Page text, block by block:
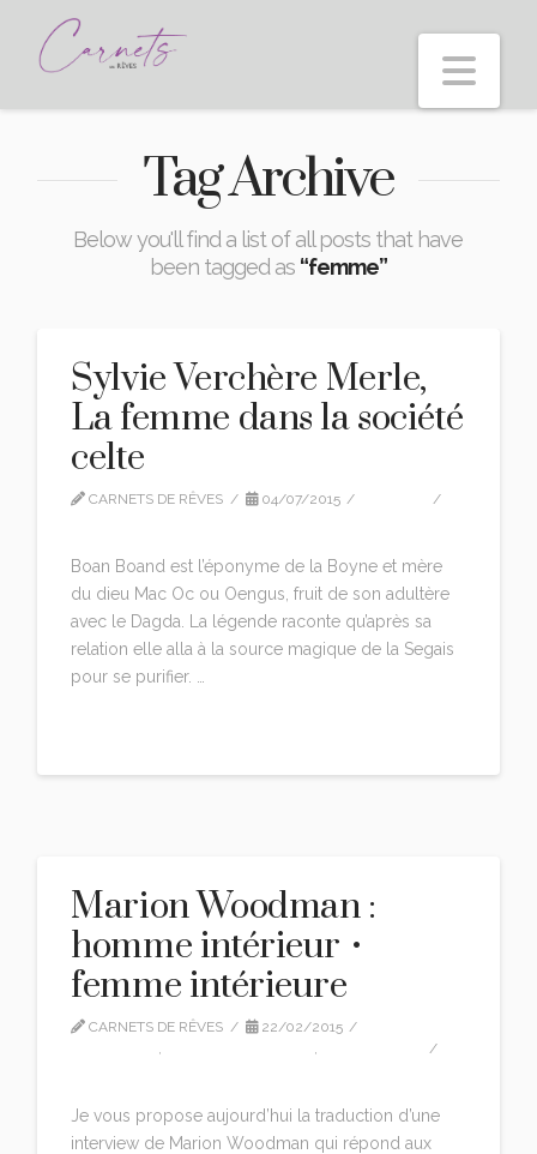
Tag Archive
Below you'll find a list of all posts that have
been tagged as “femme”
Sylvie Verchère Merle,
La femme dans la société
celte
CARNETS DE RÊVES 04/07/2015
Boan Boand est l’éponyme de la Boyne et mère
du dieu Mac Oc ou Oengus, fruit de son adultère
avec le Dagda. La légende raconte qu’après sa
relation elle alla à la source magique de la Segais
pour se purifier. …
Marion Woodman :
homme intérieur •
femme intérieure
CARNETS DE RÊVES
22/02/2015
, ,
Je vous propose aujourd’hui la traduction d’une
interview de Marion Woodman qui répond aux